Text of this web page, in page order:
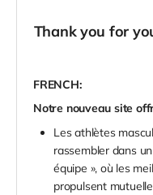
Thank you for
FRENCH:
Notre nouveau site
Les athlètes
rassembler dans
équipe », où les
propulsent